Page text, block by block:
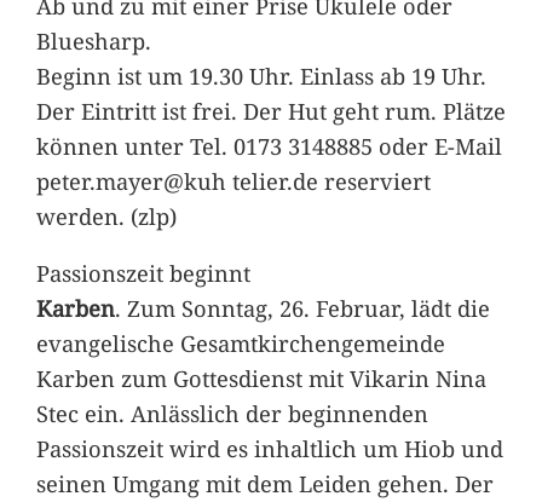
Bluesharp.
Beginn ist um 19.30 Uhr. Einlass ab 19 Uhr.
Der Eintritt ist frei. Der Hut geht rum. Plätze
können unter Tel. 0173 3148885 oder E-Mail
peter.mayer@kuh telier.de reserviert
werden. (zlp)
Passionszeit beginnt
Karben. Zum Sonntag, 26. Februar, lädt die
evangelische Gesamtkirchengemeinde
Karben zum Gottesdienst mit Vikarin Nina
Stec ein. Anlässlich der beginnenden
Passionszeit wird es inhaltlich um Hiob und
seinen Umgang mit dem Leiden gehen. Der